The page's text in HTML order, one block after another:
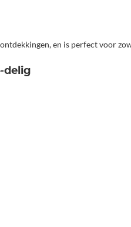
en is perfect voor
delig